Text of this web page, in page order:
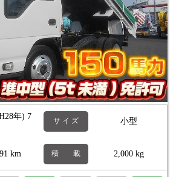
年) 7
サ イ ズ 小型
km 積 載 2,000 kg